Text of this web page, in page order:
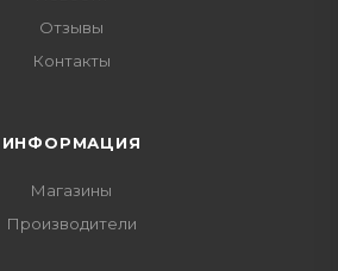
Отзывы
Контакты
ИНФОРМАЦИЯ
Магазины
Производители